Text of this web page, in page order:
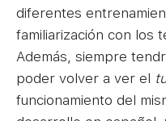
diferentes
familiarización con los
Además, siempre
poder volver a ver el
funcionamiento del